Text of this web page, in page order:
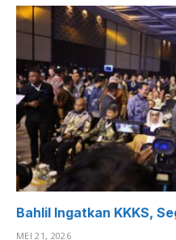
Bahlil Ingatkan KKKS,
MEI 21, 2026